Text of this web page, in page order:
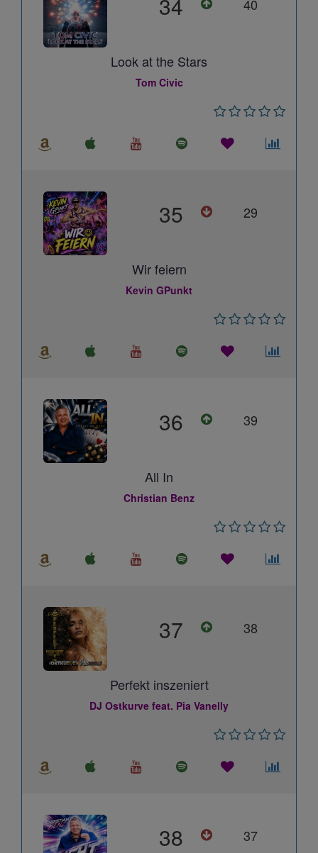
40
Look at the Stars
Tom Civic
35 29
Wir feiern
Kevin GPunkt
36 39
All In
Christian Benz
37 38
Perfekt inszeniert
DJ Ostkurve feat. Pia Vanelly
38 37